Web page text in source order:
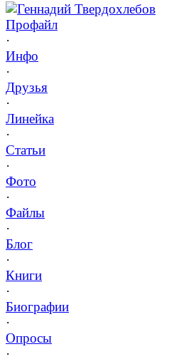
Геннадий Твердохлебов
Профайл
·
Инфо
·
Друзья
·
Линейка
·
Статьи
·
Фото
·
Файлы
·
Блог
·
Книги
·
Биографии
·
Опросы
·